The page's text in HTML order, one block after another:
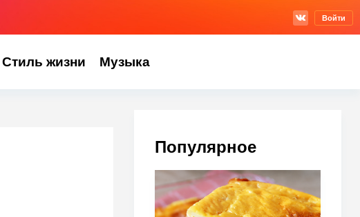
Войти
Стиль жизни Музыка
Популярное